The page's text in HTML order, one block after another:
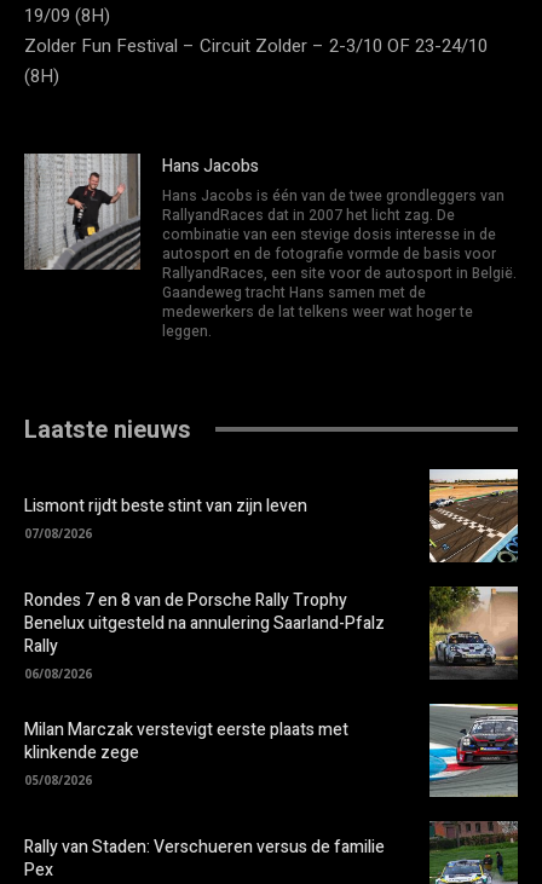
19/09 (8H)
Zolder Fun Festival – Circuit Zolder – 2-3/10 OF 23-24/10
(8H)
Hans Jacobs
Hans Jacobs is één van de twee grondleggers van
RallyandRaces dat in 2007 het licht zag. De
combinatie van een stevige dosis interesse in de
autosport en de fotografie vormde de basis voor
RallyandRaces, een site voor de autosport in België.
Gaandeweg tracht Hans samen met de
medewerkers de lat telkens weer wat hoger te
leggen.
Laatste nieuws
Lismont rijdt beste stint van zijn leven
07/08/2026
Rondes 7 en 8 van de Porsche Rally Trophy
Benelux uitgesteld na annulering Saarland-Pfalz
Rally
06/08/2026
Milan Marczak verstevigt eerste plaats met
klinkende zege
05/08/2026
Rally van Staden: Verschueren versus de familie
Pex